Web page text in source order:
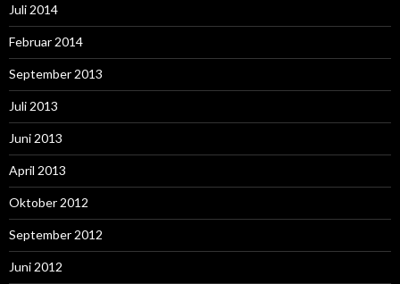
Juli 2014
Februar 2014
September 2013
Juli 2013
Juni 2013
April 2013
Oktober 2012
September 2012
Juni 2012